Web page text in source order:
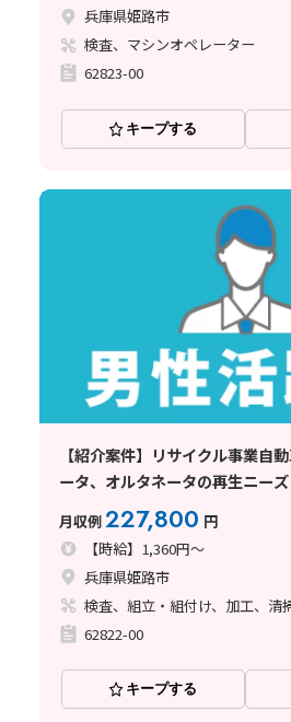
兵庫県姫路市
検査、マシンオペレーター
62823-00
キープする
【紹介案件】リサイクル事業自
ータ、オルタネータの再生ニー
月収例227,800 円
【時給】1,360円～
兵庫県姫路市
検査、組立・組付け、加工、清
62822-00
キープする